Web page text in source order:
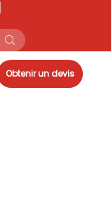
Obtenir un devis